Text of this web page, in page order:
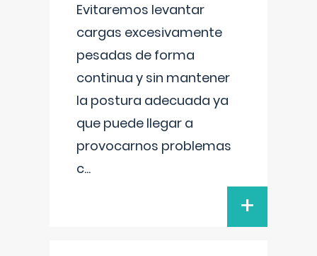
Evitaremos levantar
cargas excesivamente
pesadas de forma
continua y sin mantener
la postura adecuada ya
que puede llegar a
provocarnos problemas
c...
+